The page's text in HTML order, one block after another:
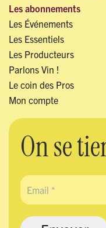
Les abonnements
Les Événements
Les Essentiels
Les Producteurs
Parlons Vin !
Le coin des Pros
Mon compte
On se